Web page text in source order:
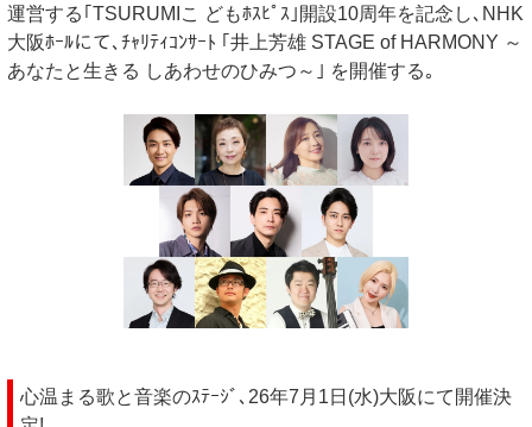
運営する｢TSURUMIこ どもﾎｽﾋﾟｽ｣開設10周年を記念し､NHK
大阪ﾎｰﾙにて､ﾁｬﾘﾃｨｺﾝｻｰﾄ ｢井上芳雄 STAGE of HARMONY ～
あなたと生きる しあわせのひみつ～｣ を開催する｡
心温まる歌と音楽のｽﾃｰｼﾞ､26年7月1日(水)大阪にて開催決